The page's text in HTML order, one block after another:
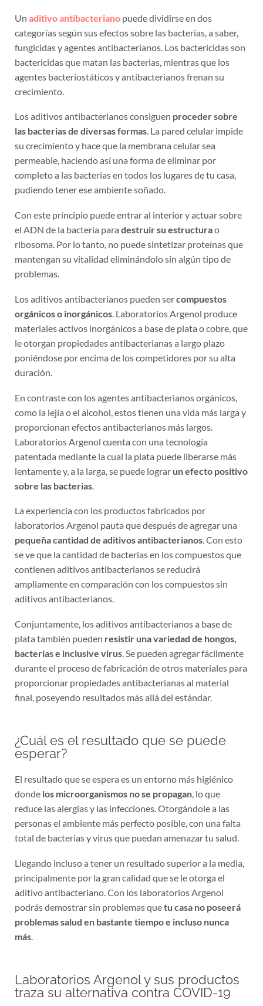
Un aditivo antibacteriano puede dividirse en dos
categorías según sus efectos sobre las bacterias, a saber,
fungicidas y agentes antibacterianos. Los bactericidas son
bactericidas que matan las bacterias, mientras que los
agentes bacteriostáticos y antibacterianos frenan su
crecimiento.
Los aditivos antibacterianos consiguen proceder sobre
las bacterias de diversas formas. La pared celular impide
su crecimiento y hace que la membrana celular sea
permeable, haciendo así una forma de eliminar por
completo a las bacterias en todos los lugares de tu casa,
pudiendo tener ese ambiente soñado.
Con este principio puede entrar al interior y actuar sobre
el ADN de la bacteria para destruir su estructurao
ribosoma. Por lo tanto, no puede sintetizar proteínas que
mantengan su vitalidad eliminándolo sin algún tipo de
problemas.
Los aditivos antibacterianos pueden sercompuestos
orgánicos o inorgánicos. Laboratorios Argenol produce
materiales activos inorgánicos a base de plata o cobre, que
le otorgan propiedades antibacterianas a largo plazo
poniéndose por encima de los competidores por su alta
duración.
En contraste con los agentes antibacterianos orgánicos,
como la lejía o el alcohol, estos tienen una vida más larga y
proporcionan efectos antibacterianos más largos.
Laboratorios Argenol cuenta con una tecnología
patentada mediante la cual la plata puede liberarse más
lentamente y, a la larga, se puede lograr un efecto positivo
sobre las bacterias
La experiencia con los productos fabricados por
laboratorios Argenol pauta que después de agregar una
pequeña cantidad de aditivos antibacterianos. Con esto
se ve que la cantidad de bacterias en los compuestos que
contienen aditivos antibacterianos se reducirá
ampliamente en comparación con los compuestos sin
aditivos antibacterianos.
Conjuntamente, los aditivos antibacterianos a base de
plata también pueden resistir una variedad de hongos,
bacterias e inclusive virus . Se pueden agregar fácilmente
durante el proceso de fabricación de otros materiales para
proporcionar propiedades antibacterianas al material
final, poseyendo resultados más allá del estándar.
¿Cuál es el resultado que se puede
esperar?
El resultado que se espera es un entorno más higiénico
donde los microorganismos no se propagan, lo que
reduce las alergias y las infecciones. Otorgándole a las
personas el ambiente más perfecto posible, con una falta
total de bacterias y virus que puedan amenazar tu salud.
Llegando incluso a tener un resultado superior a la media,
principalmente por la gran calidad que se le otorga el
aditivo antibacteriano. Con los laboratorios Argenol
podrás demostrar sin problemas quetu casa no poseerá
problemas salud en bastante tiempo e incluso nunca
más
Laboratorios Argenol y sus productos
traza su alternativa contra COVID-19